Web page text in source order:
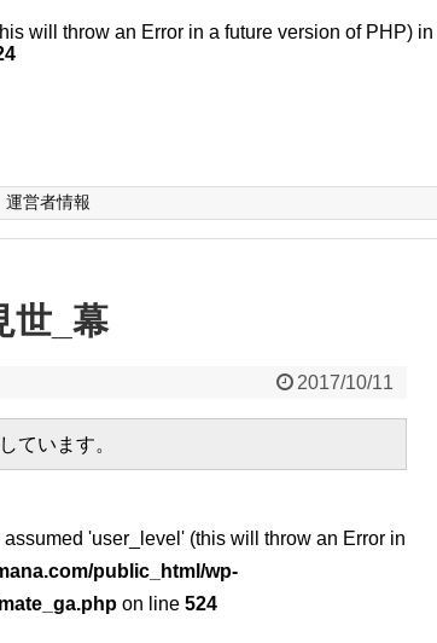
will throw an Error in a future version of PHP) in
運営者情報
世_幕
2017/10/11
ています。
'user_level' (this will throw an Error in
public_html/wp-
on line 524